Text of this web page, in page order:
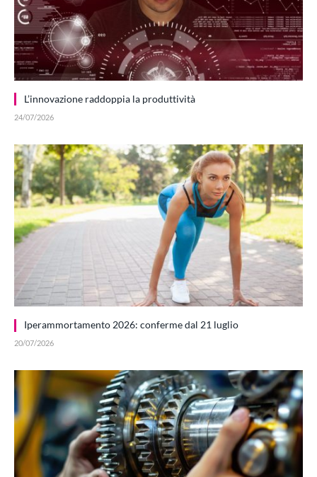
L’innovazione raddoppia la produttività
24/07/2026
Iperammortamento 2026: conferme dal 21 luglio
20/07/2026